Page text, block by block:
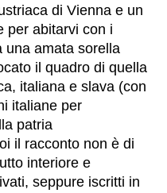
di Vienna e un
per abitarvi con i
una amata sorella
il quadro di quella
italiana e slava (con
italiane per
patria
il racconto non è di
interiore e
seppure iscritti in